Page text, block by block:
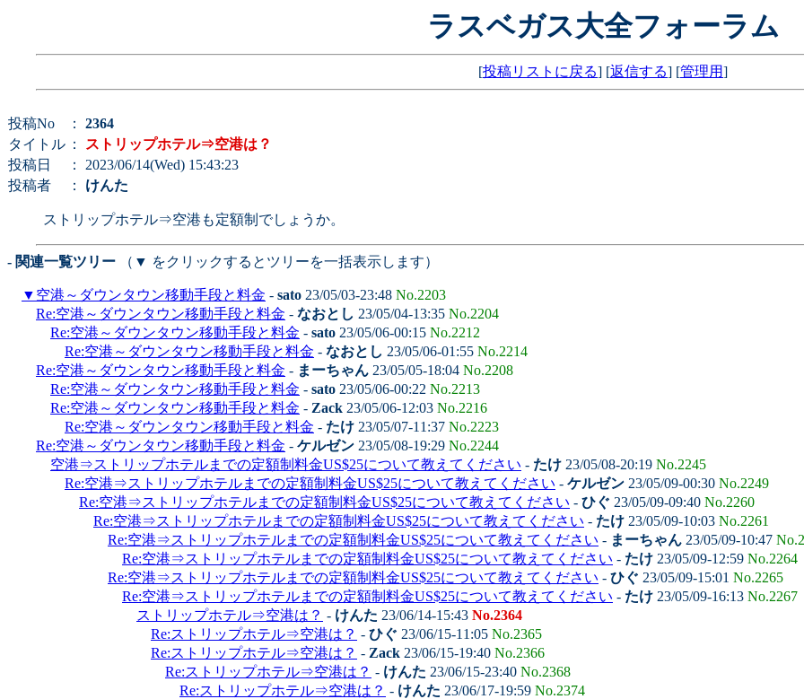
ラスベガス大全フォーラム
[投稿リストに戻る] [返信する] [管理用]
投稿No ： 2364
タイトル ：
ストリップホテル⇒空港は？
投稿日
： 2023/06/14(Wed) 15:43:23
投稿者
： けんた
ストリップホテル⇒空港も定額制でしょうか。
- 関連一覧ツリー （▼ をクリックするとツリーを一括表示します）
▼ 空港～ダウンタウン移動手段と料金 - sato 23/05/03-23:48 No.2203
Re:空港～ダウンタウン移動手段と料金 - なおとし 23/05/04-13:35 No.2204
Re:空港～ダウンタウン移動手段と料金 - sato 23/05/06-00:15 No.2212
Re:空港～ダウンタウン移動手段と料金 - なおとし 23/05/06-01:55 No.2214
Re:空港～ダウンタウン移動手段と料金 - まーちゃん 23/05/05-18:04 No.2208
Re:空港～ダウンタウン移動手段と料金 - sato 23/05/06-00:22 No.2213
Re:空港～ダウンタウン移動手段と料金 - Zack 23/05/06-12:03 No.2216
Re:空港～ダウンタウン移動手段と料金 - たけ 23/05/07-11:37 No.2223
Re:空港～ダウンタウン移動手段と料金 - ケルゼン 23/05/08-19:29 No.2244
空港⇒ストリップホテルまでの定額制料金US$25について教えてください - たけ 23/05/08-20:19 No.2245
Re:空港⇒ストリップホテルまでの定額制料金US$25について教えてください - ケルゼン 23/05/09-00:30 No.2249
Re:空港⇒ストリップホテルまでの定額制料金US$25について教えてください - ひぐ 23/05/09-09:40 No.2260
Re:空港⇒ストリップホテルまでの定額制料金US$25について教えてください - たけ 23/05/09-10:03 No.2261
Re:空港⇒ストリップホテルまでの定額制料金US$25について教えてください - まーちゃん 23/05/09-10:47
Re:空港⇒ストリップホテルまでの定額制料金US$25について教えてください - たけ 23/05/09-12:59 No.2264
Re:空港⇒ストリップホテルまでの定額制料金US$25について教えてください - ひぐ 23/05/09-15:01 No.2265
Re:空港⇒ストリップホテルまでの定額制料金US$25について教えてください - たけ 23/05/09-16:13 No.2267
ストリップホテル⇒空港は？ - けんた 23/06/14-15:43 No.2364
Re:ストリップホテル⇒空港は？ - ひぐ 23/06/15-11:05 No.2365
Re:ストリップホテル⇒空港は？ - Zack 23/06/15-19:40 No.2366
Re:ストリップホテル⇒空港は？ - けんた 23/06/15-23:40 No.2368
Re:ストリップホテル⇒空港は？ - けんた 23/06/17-19:59 No.2374